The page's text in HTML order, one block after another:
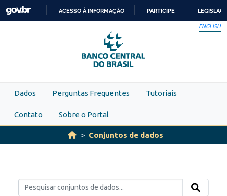
Skip to main content
PARA
O
CONTEÚDO
ACESSO À INFORMAÇÃO PARTICIPE
ENGLISH
Dados Perguntas Frequentes Tutoriais
Contato Sobre o Portal
Conjuntos de dados